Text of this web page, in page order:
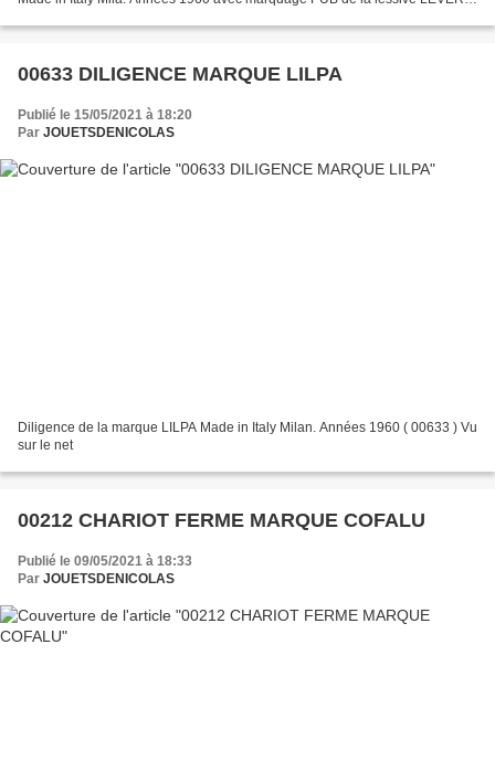
00633 DILIGENCE MARQUE LILPA
Publié le 15/05/2021 à 18:20
Par JOUETSDENICOLAS
Diligence de la marque LILPA Made in Italy Milan. Années 1960 ( 00633 ) Vu
sur le net
00212 CHARIOT FERME MARQUE COFALU
Publié le 09/05/2021 à 18:33
Par JOUETSDENICOLAS